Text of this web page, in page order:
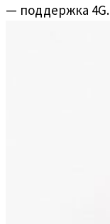
— поддержка 4G.